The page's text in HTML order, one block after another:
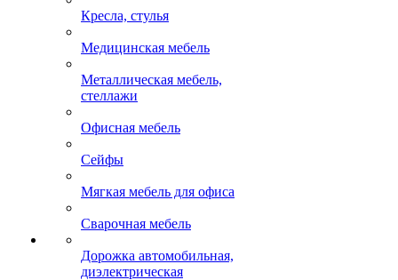
Кресла, стулья
Медицинская мебель
Металлическая мебель,
стеллажи
Офисная мебель
Сейфы
Мягкая мебель для офиса
Сварочная мебель
Дорожка автомобильная,
диэлектрическая